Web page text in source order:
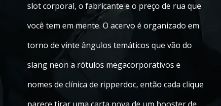
slot corporal, o fabricante e o preço de rua que
você tem em mente. O acervo é organizado em
torno de vinte ângulos temáticos que vão do
slang neon a rótulos megacorporativos e
nomes de clínica de ripperdoc, então cada clique